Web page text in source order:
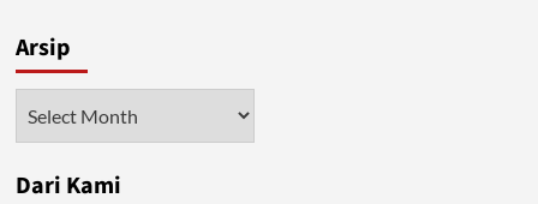
Hanya
Islam
Arsip
Dari Kami